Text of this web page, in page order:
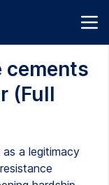
cements
(Full
as a legitimacy